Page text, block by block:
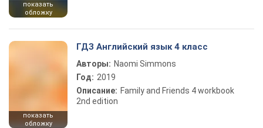
показать
обложку
показать
обложку
ГДЗ Английский язык 4 класс
Авторы: Naomi Simmons
Год: 2019
Описание: Family and Friends 4 workbook
2nd edition